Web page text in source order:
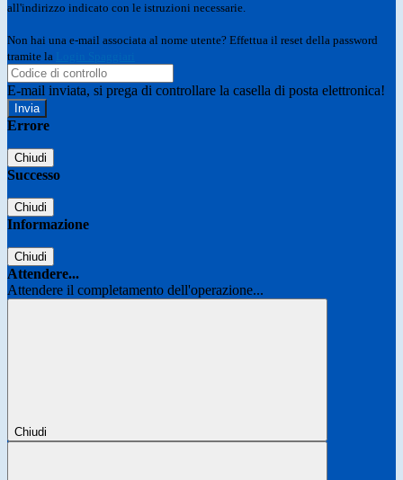
all'indirizzo indicato con le istruzioni necessarie.
Non hai una e-mail associata al nome utente? Effettua il reset della password
tramite la
E-mail inviata, si prega di controllare la casella di posta elettronica!
Errore
Chiudi
Successo
Chiudi
Informazione
Chiudi
Attendere...
Attendere il completamento dell'operazione...
Chiudi